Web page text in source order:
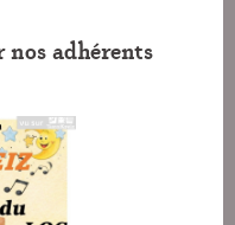
nos adhérents